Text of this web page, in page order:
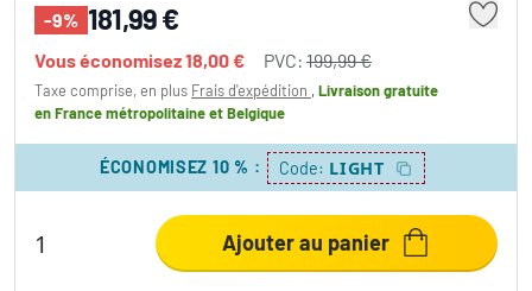
-9% 181,99 €
Vous économisez18,00 € PVC: 199,99 €
Taxe comprise, en plus Frais d'expédition ,Livraison gratuite
en France métropolitaine et Belgique
ÉCONOMISEZ 10 % : Code: LIGHT
Ajouter au panier